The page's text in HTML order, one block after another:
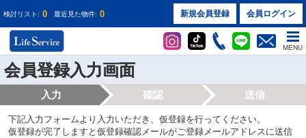
検討リスト: 0 最近見た物件: 0 新規会員登録 会員ログイン
MENU
会員登録入力画面
入力 確認 送信
下記入力フォームより入力いただき、仮登録を行ってください。
仮登録が完了しますと仮登録確認メールがご登録メールアドレスに送信